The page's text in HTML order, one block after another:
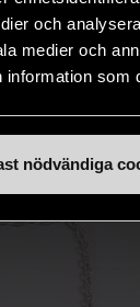
och
medier och
information som
nödvändiga
eller annat